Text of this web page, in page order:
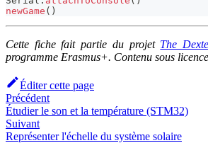
newGame ( )
Cette fiche fait partie du projet The
programme Erasmus+. Contenu sous licence
Éditer cette page
Précédent
Étudier le son et la température (STM32)
Suivant
Représenter l'échelle du système solaire